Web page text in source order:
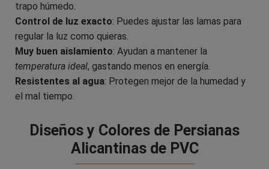
trapo húmedo.
Control de luz exacto: Puedes ajustar las lamas para
regular la luz como quieras.
Muy buen aislamiento: Ayudan a mantener la
temperatura ideal, gastando menos en energía.
Resistentes al agua: Protegen mejor de la humedad y
el mal tiempo.
Diseños y Colores de Persianas
Alicantinas de PVC